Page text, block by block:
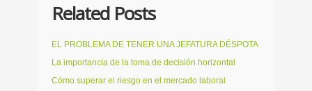
Related Posts
EL PROBLEMA DE TENER UNA JEFATURA DÉSPOTA
La importancia de la toma de decisión horizontal
Cómo superar el riesgo en el mercado laboral